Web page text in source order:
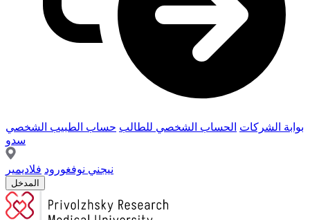
بوابة الشركات الحساب الشخصي للطالب حساب الطبيب الشخصي
سدو
نيجني نوفغورود فلاديمير
المدخل